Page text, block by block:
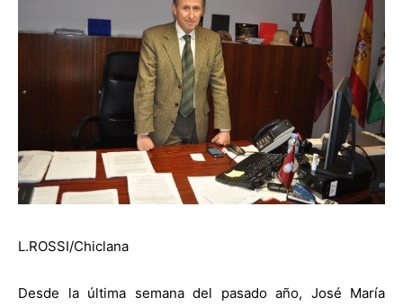
L.ROSSI/Chiclana
Desde la última semana del pasado año, José María